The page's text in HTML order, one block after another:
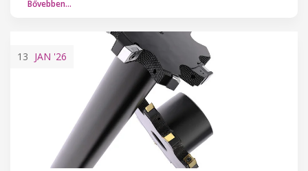
Bővebben…
13 JAN '26